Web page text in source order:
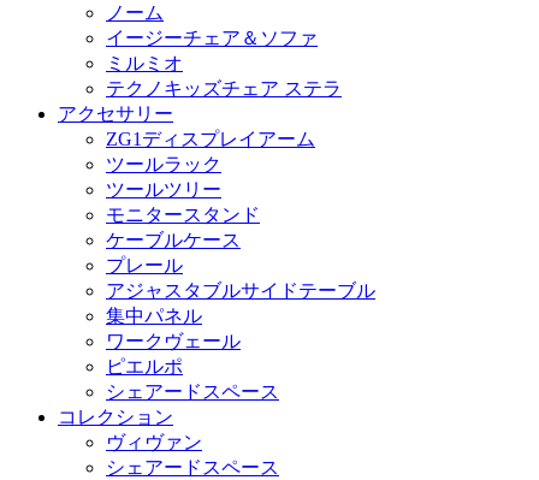
ノーム
イージーチェア＆ソファ
ミルミオ
テクノキッズチェア ステラ
アクセサリー
ZG1ディスプレイアーム
ツールラック
ツールツリー
モニタースタンド
ケーブルケース
プレール
アジャスタブルサイドテーブル
集中パネル
ワークヴェール
ピエルポ
シェアードスペース
コレクション
ヴィヴァン
シェアードスペース